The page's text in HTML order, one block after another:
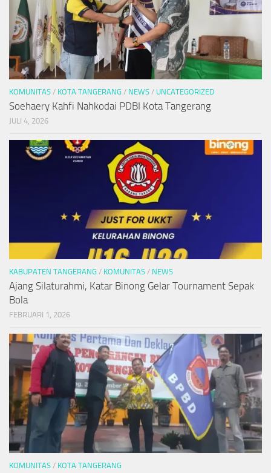
KOMUNITAS / KOTA TANGERANG / NEWS / UNCATEGORIZED
Soehaery Kahfi Nahkodai PDBI Kota Tangerang
JULI 4, 2026
KABUPATEN TANGERANG / KOMUNITAS / NEWS
Ajang Silaturahmi, Katar Binong Gelar Tournament Sepak
Bola
FEBRUARI 1, 2026
KOMUNITAS / KOTA TANGERANG